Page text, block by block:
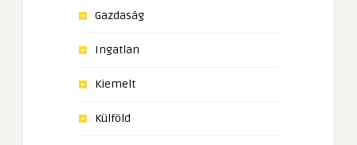
Gazdaság
Ingatlan
Kiemelt
Külföld